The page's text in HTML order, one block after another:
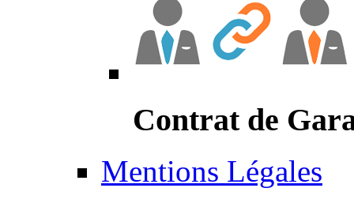
Contrat de
Mentions Légales